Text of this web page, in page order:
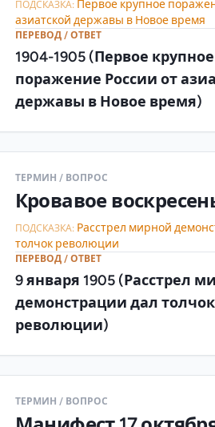
ПОДСКАЗКА:Первое крупное
азиатской державы в Новое время
ПЕРЕВОД / ОТВЕТ
1904-1905 (Первое крупное
поражение России от
державы в Новое время)
ТЕРМИН / ВОПРОС
Кровавое
ПОДСКАЗКА:Расстрел мирной
толчок революции
ПЕРЕВОД / ОТВЕТ
9 января 1905 (Расстрел
демонстрации дал толчок
революции)
ТЕРМИН / ВОПРОС